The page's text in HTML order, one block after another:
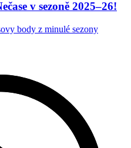
v sezoně 2025–26!
body z minulé sezony